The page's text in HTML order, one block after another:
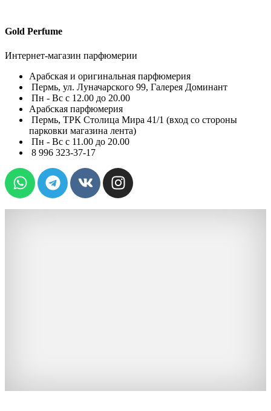
Gold Perfume
Интернет-магазин парфюмерии
Арабская и оригинальная парфюмерия
Пермь, ул. Луначарского 99, Галерея Доминант
Пн - Вс с 12.00 до 20.00
Арабская парфюмерия
Пермь, ТРК Столица Мира 41/1 (вход со стороны
парковки магазина лента)
Пн - Вс с 11.00 до 20.00
8 996 323-37-17